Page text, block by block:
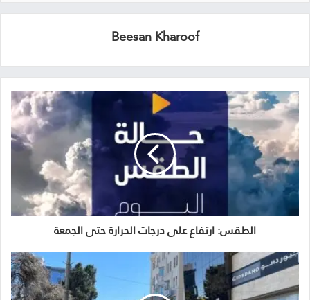
Beesan Kharoof
الطقس: ارتفاع على درجات الحرارة حتى الجمعة